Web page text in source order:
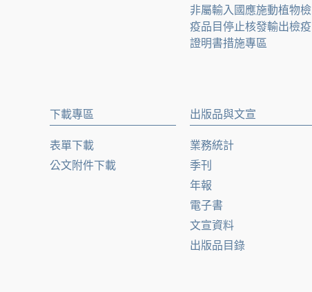
非屬輸入國應施動植物檢
疫品目停止核發輸出檢疫
證明書措施專區
下載專區
表單下載
公文附件下載
出版品與文宣
業務統計
季刊
年報
電子書
文宣資料
出版品目錄